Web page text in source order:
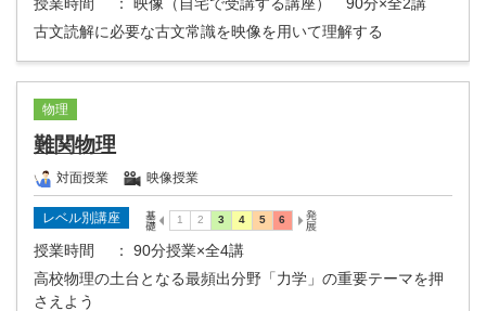
古文読解に必要な古文常識を映像を用いて理解する
物理
難関物理
対面授業 映像授業
レベル別講座
授業時間
： 90分授業×全4講
高校物理の土台となる最頻出分野「力学」の重要テーマを押
さえよう